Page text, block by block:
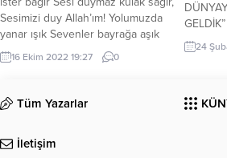
Sesimizi duy Allah’ım! Yolumuzda
yanar ışık Sevenler bayrağa aşık
Deme bu işler karışık, Sesimizi duy
Allah’ım! Çölde gezen yalnız tilki
bunlar ilki, Sesimizi duy Allah’ım!
Doğru söyler yanlış yazar Cuma
16 Ekim 2022 19:27 0
Gülnar
dağıtım
haritası
24
Tüm Yazarlar
İletişim